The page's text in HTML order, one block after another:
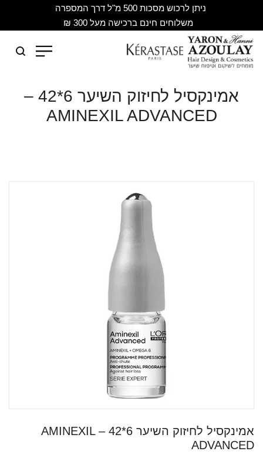
ניתן לרכוש מסכות 500 מ"ל דרך המספרה
משלוחים חינם ברכישה מעל 300 ₪
אמינקסיל לחיזוק השיער 6*42 –
AMINEXIL ADVANCED
אמינקסיל לחיזוק השיער 6*42 – AMINEXIL
ADVANCED